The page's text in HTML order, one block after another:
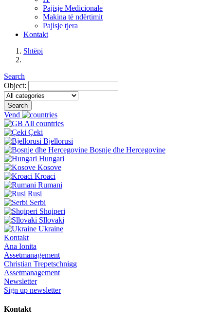
Pajisje Medicionale
Makina të ndërtimit
Pajisje tjera
Kontakt
Shtëpi
Search
Object:
Search
Vend
All countries
Çeki
Bjellorusi
Bosnje dhe Hercegovine
Hungari
Kosove
Kroaci
Rumani
Rusi
Serbi
Shqiperi
Sllovaki
Ukraine
Kontakt
Ana Ionita
Assetmanagement
Christian Trepetschnigg
Assetmanagement
Newsletter
Sign up newsletter
Kontakt